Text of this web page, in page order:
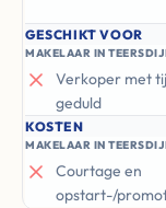
GESCHIKT VOOR
MAKELAAR IN
Verkoper met
geduld
KOSTEN
MAKELAAR IN
Courtage en
opstart-/